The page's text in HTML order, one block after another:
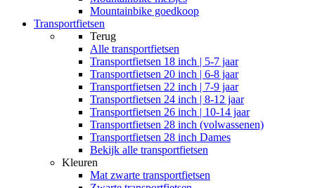
Mountainbike goedkoop
Transportfietsen
Terug
Alle transportfietsen
Transportfietsen 18 inch | 5-7 jaar
Transportfietsen 20 inch | 6-8 jaar
Transportfietsen 22 inch | 7-9 jaar
Transportfietsen 24 inch | 8-12 jaar
Transportfietsen 26 inch | 10-14 jaar
Transportfietsen 28 inch (volwassenen)
Transportfietsen 28 inch Dames
Bekijk alle transportfietsen
Kleuren
Mat zwarte transportfietsen